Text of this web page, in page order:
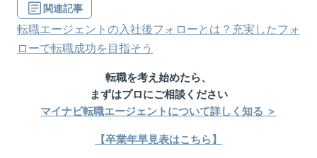
関連記事
転職エージェントの入社後フォローとは？充実したフォ
ローで転職成功を目指そう
転職を考え始めたら、
まずはプロにご相談ください
マイナビ転職エージェントについて詳しく知る ＞
【卒業年早見表はこちら】